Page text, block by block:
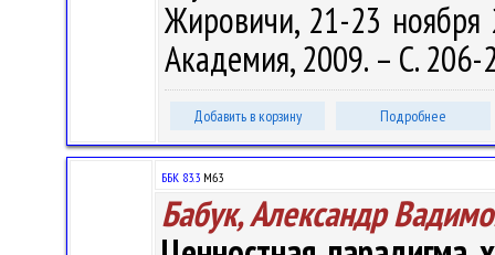
Жировичи, 21-23
Академия, 2009. – С.
Добавить в корзину Подробнее
ББК 83.3 М63
Бабук, Александр